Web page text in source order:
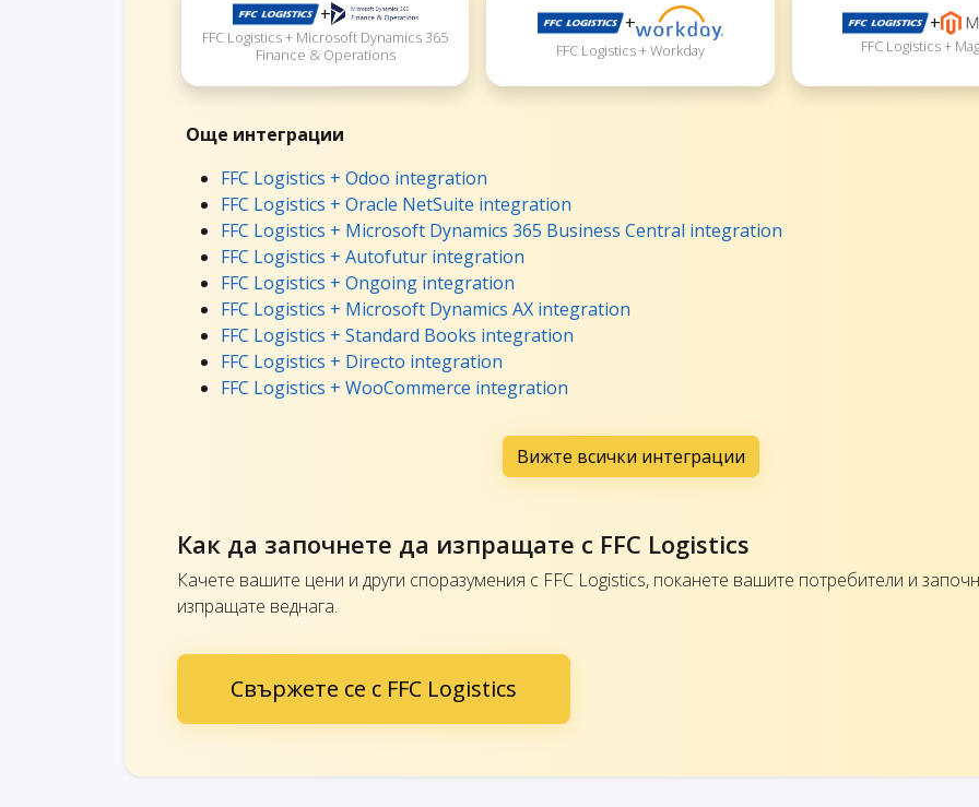
+
FFC Logistics + Microsoft Dynamics 365
Finance & Operations
+
FFC Logistics + Workday
+
FFC Logistics +
Още интеграции
FFC Logistics + Odoo integration
FFC Logistics + Oracle NetSuite integration
FFC Logistics + Microsoft Dynamics 365 Business Central integration
FFC Logistics + Autofutur integration
FFC Logistics + Ongoing integration
FFC Logistics + Microsoft Dynamics AX integration
FFC Logistics + Standard Books integration
FFC Logistics + Directo integration
FFC Logistics + WooCommerce integration
Вижте всички интеграции
Как да започнете да изпращате с FFC Logistics
Качете вашите цени и други споразумения с FFC Logistics, поканете вашите потребители и
изпращате веднага.
Свържете се с FFC Logistics